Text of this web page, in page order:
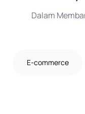
Dalam
E-commerce